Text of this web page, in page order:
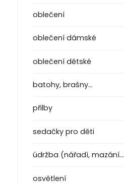
oblečení
oblečení dámské
oblečení dětské
batohy, brašny...
přilby
sedačky pro děti
údržba (nářadí,
osvětlení